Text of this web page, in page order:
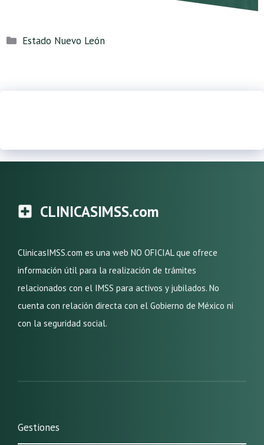
Categorías
Estado Nuevo León
CLINICASIMSS.com
ClinicasIMSS.com es una web NO OFICIAL que ofrece
información útil para la realización de trámites
relacionados con el IMSS para activos y jubilados. No
cuenta con relación directa con el Gobierno de México ni
con la seguridad social.
Gestiones